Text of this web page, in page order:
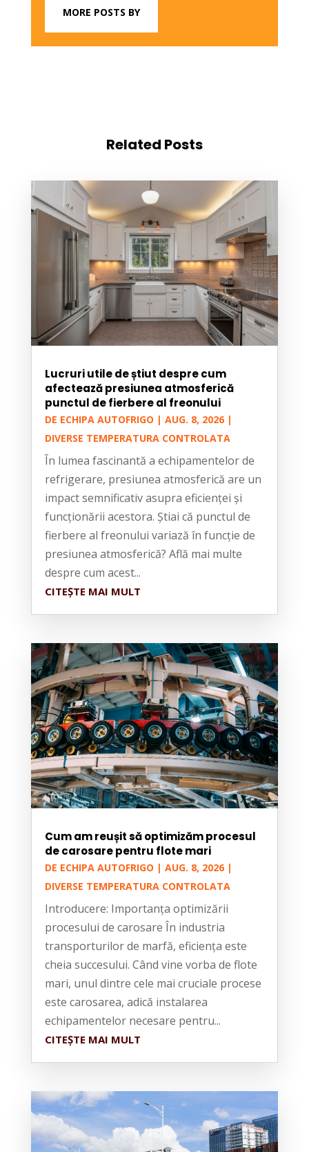
MORE POSTS BY
Related Posts
Lucruri utile de știut despre cum
afectează presiunea atmosferică
punctul de fierbere al freonului
DE ECHIPA AUTOFRIGO | AUG. 8, 2026|
DIVERSE TEMPERATURA CONTROLATA
În lumea fascinantă a echipamentelor de
refrigerare, presiunea atmosferică are un
impact semnificativ asupra eficienței și
funcționării acestora. Știai că punctul de
fierbere al freonului variază în funcție de
presiunea atmosferică? Află mai multe
despre cum acest...
CITEȘTE MAI MULT
Cum am reușit să optimizăm procesul
de carosare pentru flote mari
DE ECHIPA AUTOFRIGO | AUG. 8, 2026|
DIVERSE TEMPERATURA CONTROLATA
Introducere: Importanța optimizării
procesului de carosare În industria
transporturilor de marfă, eficiența este
cheia succesului. Când vine vorba de flote
mari, unul dintre cele mai cruciale procese
este carosarea, adică instalarea
echipamentelor necesare pentru...
CITEȘTE MAI MULT